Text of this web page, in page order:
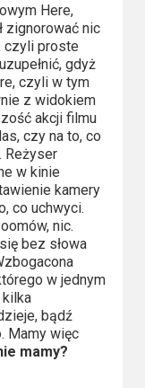
Here,
zignorować nic
czyli proste
gdyż
czyli w tym
z widokiem
akcji filmu
czy na to, co
Reżyser
w kinie
kamery
co uchwyci.
nic.
bez słowa
w jednym
kilka
bądź
Mamy więc
mamy?